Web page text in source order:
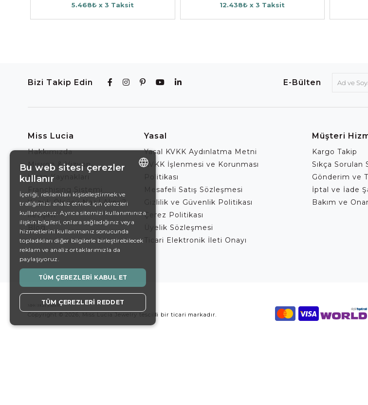
5.468₺ x 3 Taksit 12.438₺ x 3 Taksit
Bizi Takip Edin E-Bülten
Miss Lucia
Hakkımızda
Misyon & Vizyon
İnsan Kaynakları
Yüzük Ölçüsü Nasıl Alınır?
İletişim
Blog
Yasal
Yasal KVKK Aydınlatma Metni
KVKK İşlenmesi ve Korunması
Politikası
Mesafeli Satış Sözleşmesi
Gizlilik ve Güvenlik Politikası
Çerez Politikası
Üyelik Sözleşmesi
Ticari Elektronik İleti Onayı
Müşteri
Kargo Takip
Sıkça Sorulan
Gönderim ve
İptal ve İade
Bakım ve
Copyright © 2026, Miss Lucia Jewelry tescilli bir ticari markadır.
DE
EN
SWEDISH
TURKISH
Bu web sitesi çerezler
kullanır
İçeriği, reklamları kişiselleştirmek ve
trafiğimizi analiz etmek için çerezleri
kullanıyoruz. Ayrıca sitemizi kullanımınıza
ilişkin bilgileri, onlara sağladığınız veya
hizmetlerini kullanmanız sonucunda
topladıkları diğer bilgilerle birleştirebilecek
reklam ve analiz ortaklarımızla da
paylaşıyoruz.
TÜM ÇEREZLERI KABUL ET
TÜM ÇEREZLERI REDDET